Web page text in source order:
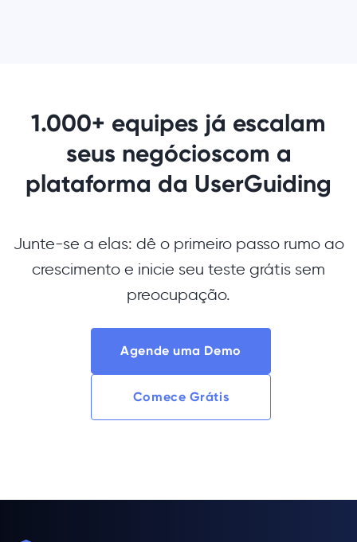
1.000+ equipes já escalam
seus negócioscom a
plataforma da UserGuiding
Junte-se a elas: dê o primeiro passo rumo ao
crescimento e inicie seu teste grátis sem
preocupação.
Agende uma Demo
Comece Grátis